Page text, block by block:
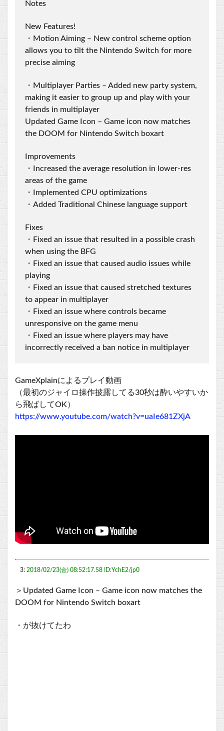
Notes
New Features!
・Motion Aiming – New control scheme option
allows you to tilt the Nintendo Switch for more
precise aiming
・Multiplayer Parties – Added new party system,
making it easier to group up and play with your
friends in multiplayer
Updated Game Icon – Game icon now matches
the DOOM for Nintendo Switch boxart
Improvements
・Increased the average resolution in lower-res
areas of the game
・Implemented CPU optimizations
・Added Traditional Chinese language support
Fixes
・Fixed an issue that resulted in a possible crash
when using the BFG
・Fixed an issue that caused audio issues while
playing
・Fixed an issue that caused stretched textures
to appear in multiplayer
・Fixed an issue where controls became
unresponsive on the game menu
・Fixed an issue where players may have
incorrectly received a ban notice in multiplayer
GameXplainによるプレイ動画
（最初のジャイロ操作披露してる30秒は酔いやすいか
ら飛ばしてOK）
https://www.youtube.com/watch?v=uaIe681ZXjA
3: 2018/02/23(金) 08:52:17.58 ID:YchE2/jp0
＞Updated Game Icon – Game icon now matches the
DOOM for Nintendo Switch boxart
・が抜けてたわ